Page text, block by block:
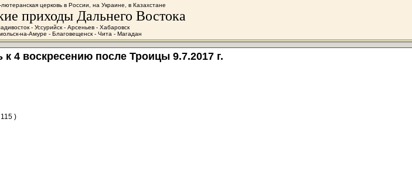
лютеранская церковь в России, на Украине, в Казахстане
приходы Дальнего Востока
- Уссурийск - Арсеньев - Хабаровск
на-Амуре - Благовещенск - Чита - Магадан
к 4 воскресению после Троицы 9.7.2017 г.
)